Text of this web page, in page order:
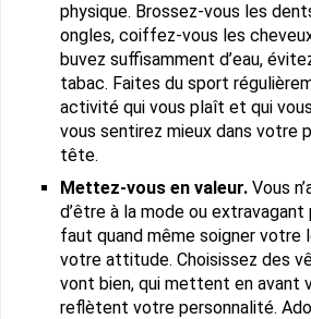
physique. Brossez-vous les
ongles, coiffez-vous les
buvez suffisamment d’eau,
tabac. Faites du sport
activité qui vous plaît et qui
vous sentirez mieux dans votre
tête.
Mettez-vous en valeur.Vous
d’être à la mode ou extravagant
faut quand même soigner votre
votre attitude. Choisissez des
vont bien, qui mettent en avant
reflètent votre personnalité.